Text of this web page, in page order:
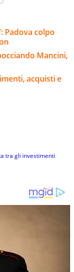
Padova colpo
Mancini,
acquisti e
tra gli investimenti